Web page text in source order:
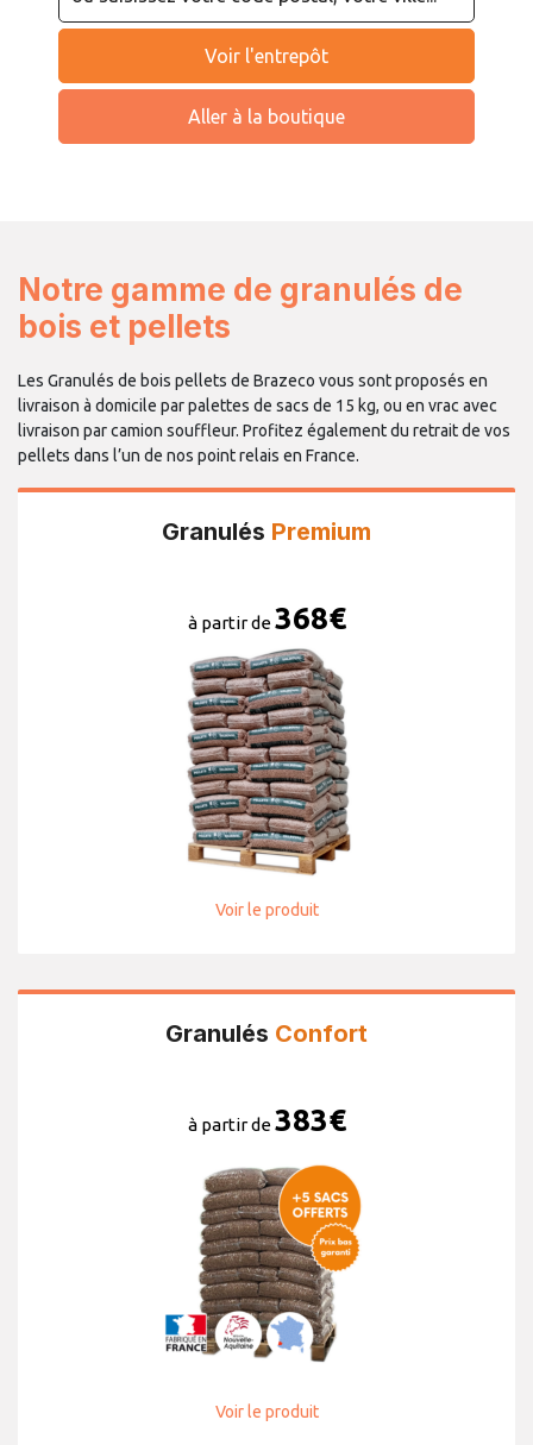
Voir l'entrepôt
Aller à la boutique
Notre gamme de granulés de
bois et pellets
Les Granulés de bois pellets de Brazeco vous sont proposés en
livraison à domicile par palettes de sacs de 15 kg, ou en vrac avec
livraison par camion souffleur. Profitez également du retrait de vos
pellets dans l’un de nos point relais en France.
Granulés Premium
à partir de 368€
Voir le produit
Granulés Confort
à partir de 383€
Voir le produit